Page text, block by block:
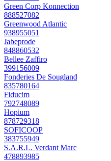
Green Corp Konnection
888527082
Greenwood Atlantic
938955051
Jabeprode
848860532
Bellee Zaffiro
399156009
Fonderies De Sougland
835780164
Fiducim
792748089
Hopium
878729318
SOFICOOP
383755949
S.A.R.L. Verdant Marc
478893985